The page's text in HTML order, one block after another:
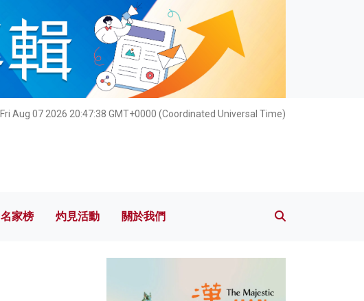
Fri Aug 07 2026 20:47:40 GMT+0000 (Coordinated Universal Time)
名家榜 灼見活動 關於我們
名家榜 灼見活動 關於我們